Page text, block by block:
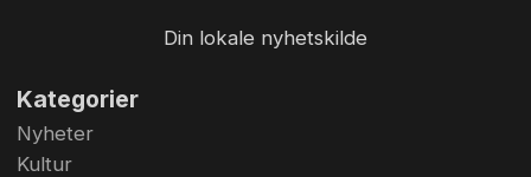
Din lokale nyhetskilde
Kategorier
Nyheter
Kultur